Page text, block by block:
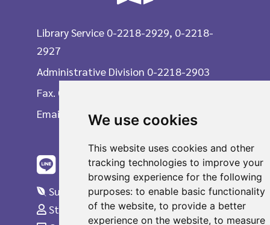
We use cookies
This website uses cookies and other
tracking technologies to improve your
browsing experience for the following
purposes:to enable basic functionality
of the website,to provide a better
experience on the website,to measure
Library Service 0-2218-2929, 0-2218-
2927
Administrative Division 0-2218-2903
Fax. 0-2215-3617
Email
Suggestions
Staff Only